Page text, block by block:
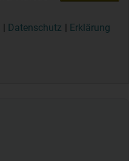
Datenschutz
Erklärung